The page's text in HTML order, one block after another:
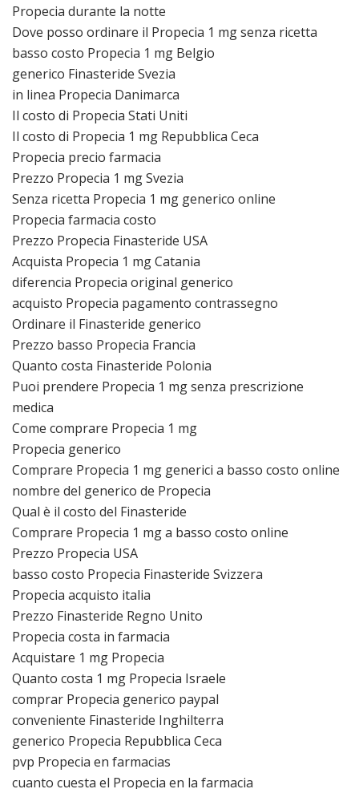
Propecia durante la notte
Dove posso ordinare il Propecia 1 mg senza ricetta
basso costo Propecia 1 mg Belgio
generico Finasteride Svezia
in linea Propecia Danimarca
Il costo di Propecia Stati Uniti
Il costo di Propecia 1 mg Repubblica Ceca
Propecia precio farmacia
Prezzo Propecia 1 mg Svezia
Senza ricetta Propecia 1 mg generico online
Propecia farmacia costo
Prezzo Propecia Finasteride USA
Acquista Propecia 1 mg Catania
diferencia Propecia original generico
acquisto Propecia pagamento contrassegno
Ordinare il Finasteride generico
Prezzo basso Propecia Francia
Quanto costa Finasteride Polonia
Puoi prendere Propecia 1 mg senza prescrizione
medica
Come comprare Propecia 1 mg
Propecia generico
Comprare Propecia 1 mg generici a basso costo online
nombre del generico de Propecia
Qual è il costo del Finasteride
Comprare Propecia 1 mg a basso costo online
Prezzo Propecia USA
basso costo Propecia Finasteride Svizzera
Propecia acquisto italia
Prezzo Finasteride Regno Unito
Propecia costa in farmacia
Acquistare 1 mg Propecia
Quanto costa 1 mg Propecia Israele
comprar Propecia generico paypal
conveniente Finasteride Inghilterra
generico Propecia Repubblica Ceca
pvp Propecia en farmacias
cuanto cuesta el Propecia en la farmacia